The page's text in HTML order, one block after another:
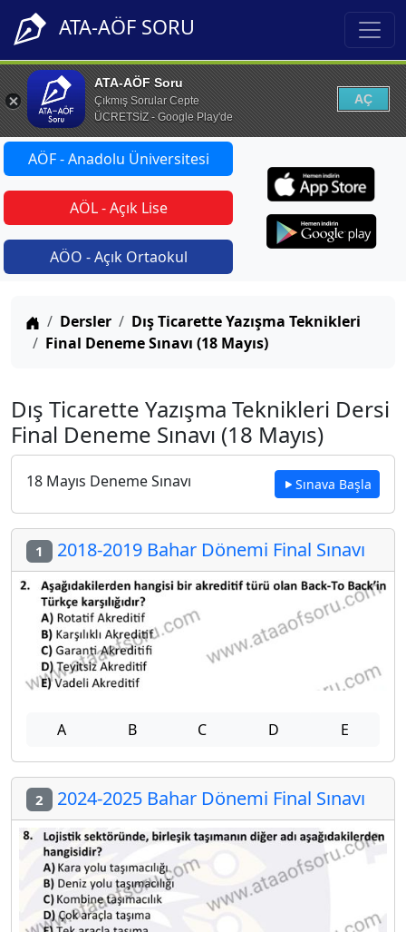
ATA-AÖF SORU
ATA-AÖF Soru
Çıkmış Sorular Cepte
ÜCRETSİZ - Google Play'de
AÇ
AÖF - Anadolu Üniversitesi
AÖL - Açık Lise
AÖO - Açık Ortaokul
Anasayfa
Dersler
Dış Ticarette Yazışma Teknikleri
Final Deneme Sınavı (18 Mayıs)
Dış Ticarette Yazışma Teknikleri Dersi
Final Deneme Sınavı (18 Mayıs)
18 Mayıs Deneme Sınavı Sınava Başla
1 2018-2019 Bahar Dönemi Final Sınavı
A B C D E
2 2024-2025 Bahar Dönemi Final Sınavı